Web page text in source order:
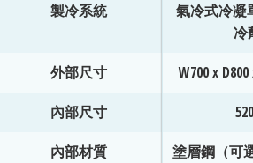
製冷系統
外部尺寸
內部尺寸
內部材質
氣冷式冷凝
冷
W700 x
塗層鋼（可